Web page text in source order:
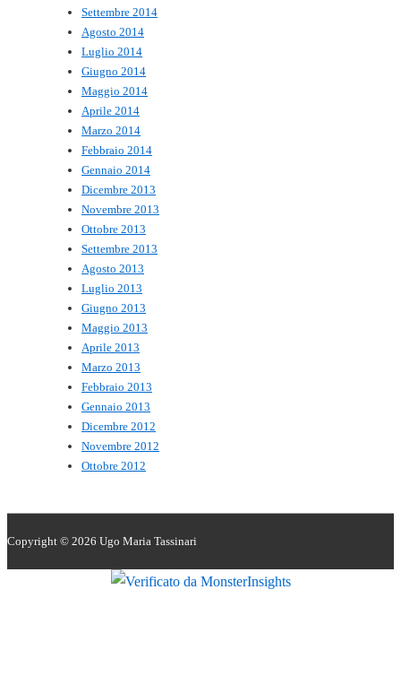
Settembre 2014
Agosto 2014
Luglio 2014
Giugno 2014
Maggio 2014
Aprile 2014
Marzo 2014
Febbraio 2014
Gennaio 2014
Dicembre 2013
Novembre 2013
Ottobre 2013
Settembre 2013
Agosto 2013
Luglio 2013
Giugno 2013
Maggio 2013
Aprile 2013
Marzo 2013
Febbraio 2013
Gennaio 2013
Dicembre 2012
Novembre 2012
Ottobre 2012
Copyright © 2026 Ugo Maria Tassinari